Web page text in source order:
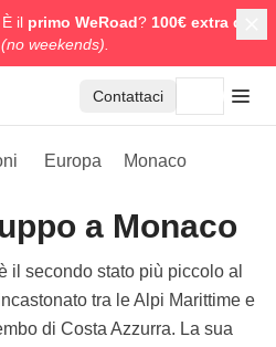
. È il primo WeRoad? 100€ extra di
(no weekends).
Contattaci
Europa Monaco
a Monaco
il secondo stato più piccolo al
tra le Alpi Marittime e
di Costa Azzurra. La sua